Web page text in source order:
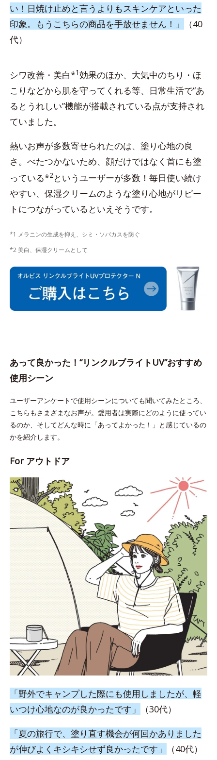
い！日焼け止めと言うよりもスキンケアといった
印象。もうこちらの商品を手放せません！」
（40
代）
シワ改善・美白*1効果のほか、大気中のちり・ほ
こりなどから肌を守ってくれる等、日常生活で“あ
るとうれしい”機能が搭載されている点が支持され
ていました。
熱いお声が多数寄せられたのは、塗り心地の良
さ。べたつかないため、顔だけではなく首にも塗
っている*2というユーザーが多数！毎日使い続け
やすい、保湿クリームのような塗り心地がリピー
トにつながっているといえそうです。
*1 メラニンの生成を抑え、シミ・ソバカスを防ぐ
*2 美白、保湿クリームとして
あって良かった！“リンクルブライトUV”おすすめ
使用シーン
ユーザーアンケートで使用シーンについても聞いてみたところ、
こちらもさまざまなお声が。愛用者は実際にどのように使ってい
るのか、そしてどんな時に「あってよかった！」と感じているの
かを紹介します。
For アウトドア
「野外でキャンプした際にも使用しましたが、軽
いつけ心地なのが良かったです」
（30代）
「夏の旅行で、塗り直す機会が何回かありました
が伸びよくキシキシせず良かったです」
（40代）